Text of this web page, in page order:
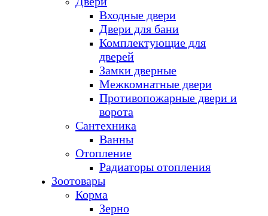
Входные двери
Двери для бани
Комплектующие для
дверей
Замки дверные
Межкомнатные двери
Противопожарные двери и
ворота
Сантехника
Ванны
Отопление
Радиаторы отопления
Зоотовары
Корма
Зерно